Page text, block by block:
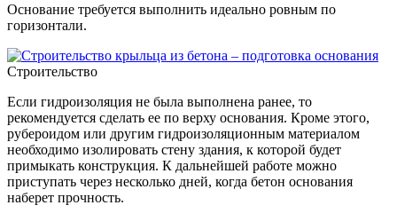
Основание требуется выполнить идеально ровным по
горизонтали.
Строительство
Если гидроизоляция не была выполнена ранее, то
рекомендуется сделать ее по верху основания. Кроме этого,
рубероидом или другим гидроизоляционным материалом
необходимо изолировать стену здания, к которой будет
примыкать конструкция. К дальнейшей работе можно
приступать через несколько дней, когда бетон основания
наберет прочность.